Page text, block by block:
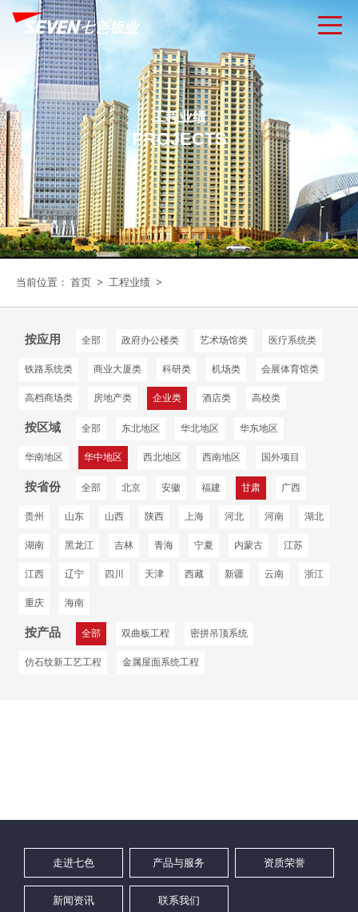
工程业绩
PROJECTS
当前位置： 首页 > 工程业绩 >
按应用 全部 政府办公楼类 艺术场馆类 医疗系统类
铁路系统类 商业大厦类 科研类 机场类 会展体育馆类
高档商场类 房地产类 企业类 酒店类 高校类
按区域 全部 东北地区 华北地区 华东地区
华南地区 华中地区 西北地区 西南地区 国外项目
按省份 全部 北京 安徽 福建 甘肃 广西
贵州 山东 山西 陕西 上海 河北 河南 湖北
湖南 黑龙江 吉林 青海 宁夏 内蒙古 江苏
江西 辽宁 四川 天津 西藏 新疆 云南 浙江
重庆 海南
按产品 全部 双曲板工程 密拼吊顶系统
仿石纹新工艺工程 金属屋面系统工程
走进七色 产品与服务 资质荣誉
新闻资讯 联系我们